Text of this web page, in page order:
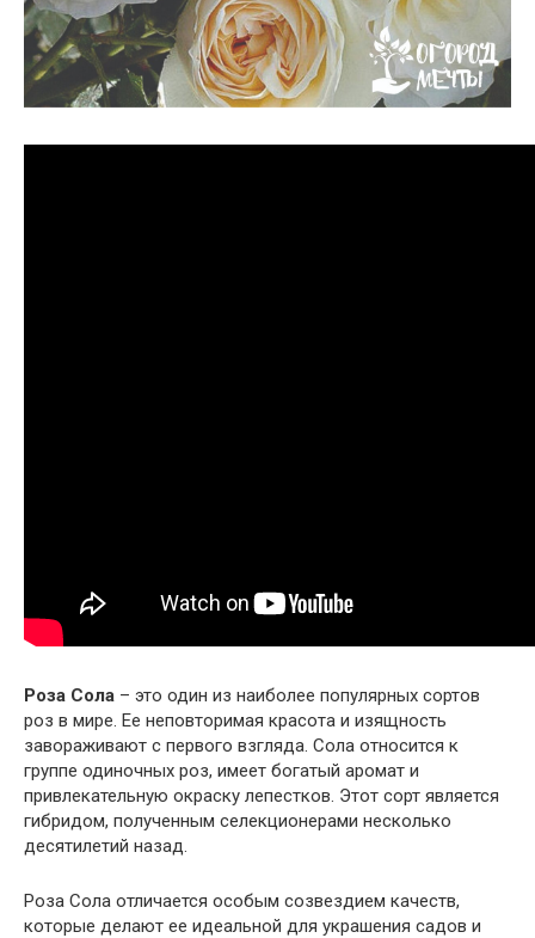
Роза Сола – это один из наиболее популярных сортов
роз в мире. Ее неповторимая красота и изящность
завораживают с первого взгляда. Сола относится к
группе одиночных роз, имеет богатый аромат и
привлекательную окраску лепестков. Этот сорт является
гибридом, полученным селекционерами несколько
десятилетий назад.
Роза Сола отличается особым созвездием качеств,
которые делают ее идеальной для украшения садов и